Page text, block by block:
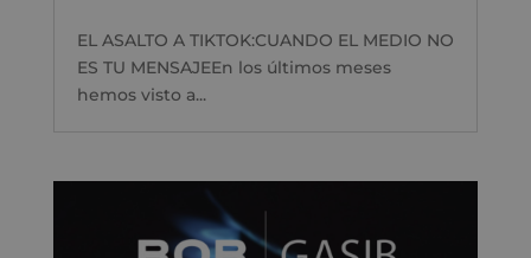
EL ASALTO A TIKTOK:CUANDO EL MEDIO NO
ES TU MENSAJEEn los últimos meses
hemos visto a...